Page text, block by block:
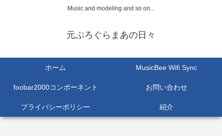
Music and modeling and so on...
元ぷろぐらまあの日々
ホーム MusicBee Wifi Sync
foobar2000コンポーネント お問い合わせ
プライバシーポリシー 紹介